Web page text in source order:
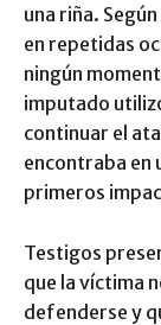
una riña.
en repetidas
ningún
imputado
continuar el
encontraba en
primeros
Testigos
que la víctima
defenderse y